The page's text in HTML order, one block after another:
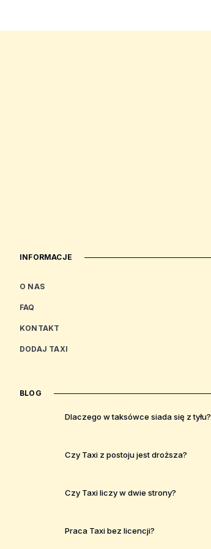
INFORMACJE
O NAS
FAQ
KONTAKT
DODAJ TAXI
BLOG
Dlaczego w taksówce siada się z tyłu?
Czy Taxi z postoju jest droższa?
Czy Taxi liczy w dwie strony?
Praca Taxi bez licencji?